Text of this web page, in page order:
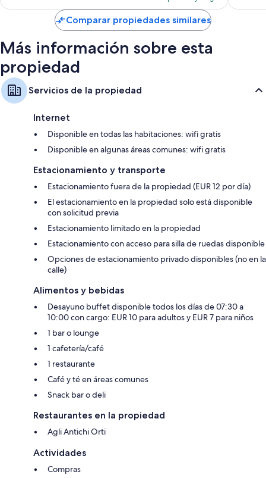
es
de
$144
Comparar propiedades similares
Más información sobre esta
propiedad
Servicios de la propiedad
Internet
Disponible en todas las habitaciones: wifi gratis
Disponible en algunas áreas comunes: wifi gratis
Estacionamiento y transporte
Estacionamiento fuera de la propiedad (EUR 12 por día)
El estacionamiento en la propiedad solo está disponible
con solicitud previa
Estacionamiento limitado en la propiedad
Estacionamiento con acceso para silla de ruedas disponible
Opciones de estacionamiento privado disponibles (no en la
calle)
Alimentos y bebidas
Desayuno buffet disponible todos los días de 07:30 a
10:00 con cargo: EUR 10 para adultos y EUR 7 para niños
1 bar o lounge
1 cafetería/café
1 restaurante
Café y té en áreas comunes
Snack bar o deli
Restaurantes en la propiedad
Agli Antichi Orti
Actividades
Compras